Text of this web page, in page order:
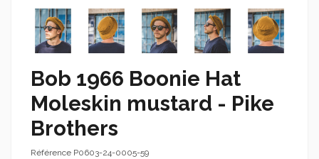
Bob 1966 Boonie Hat
Moleskin mustard - Pike
Brothers
Référence P0603-24-0005-59